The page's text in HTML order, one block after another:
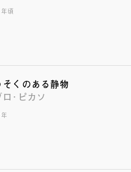
頃
そくのある静物
ロ･ピカソ